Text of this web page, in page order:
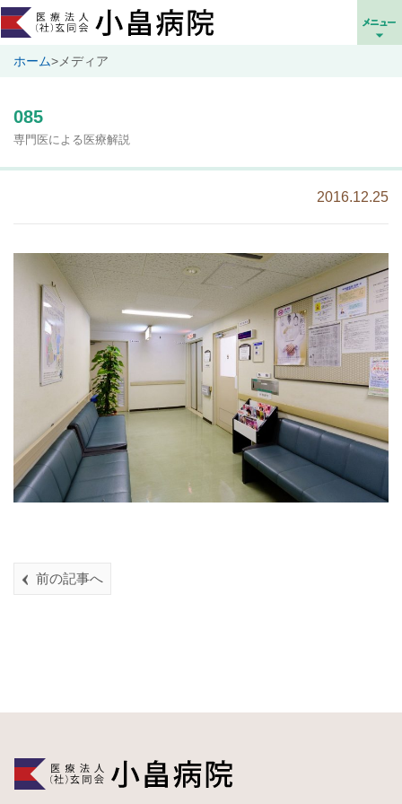
ホーム> メディア
085
専門医による医療解説
2016.12.25
前の記事へ